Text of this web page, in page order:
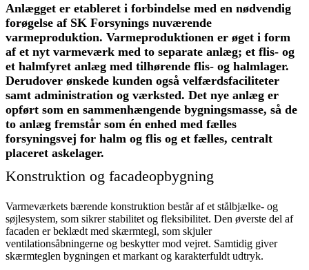
Anlægget er etableret i forbindelse med en nødvendig
forøgelse af SK Forsynings nuværende
varmeproduktion. Varmeproduktionen er øget i form
af et nyt varmeværk med to separate anlæg; et flis- og
et halmfyret anlæg med tilhørende flis- og halmlager.
Derudover ønskede kunden også velfærdsfaciliteter
samt administration og værksted. Det nye anlæg er
opført som en sammenhængende bygningsmasse, så de
to anlæg fremstår som én enhed med fælles
forsyningsvej for halm og flis og et fælles, centralt
placeret askelager.
Konstruktion og facadeopbygning
Varmeværkets bærende konstruktion består af et stålbjælke- og
søjlesystem, som sikrer stabilitet og fleksibilitet. Den øverste del af
facaden er beklædt med skærmtegl, som skjuler
ventilationsåbningerne og beskytter mod vejret. Samtidig giver
skærmteglen bygningen et markant og karakterfuldt udtryk.